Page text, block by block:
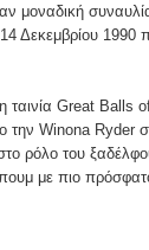
μοναδική
Δεκεμβρίου
ταινία Great Balls
την Winona Ryder
ρόλο του
με πιο